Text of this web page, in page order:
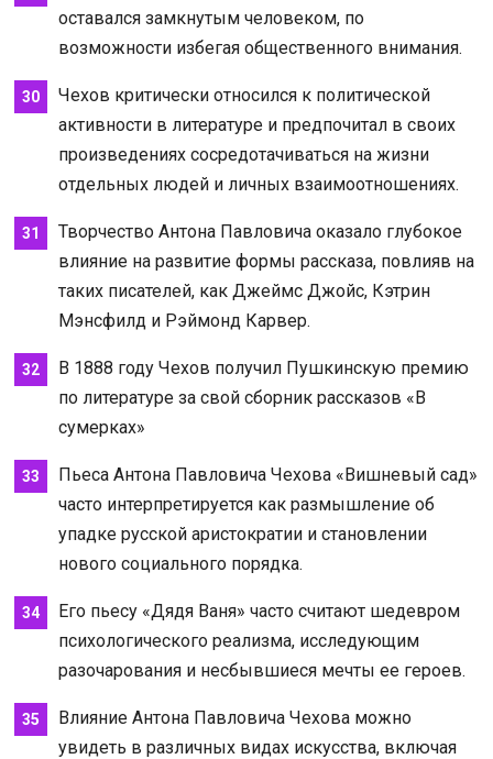
оставался замкнутым человеком, по
возможности избегая общественного внимания.
Чехов критически относился к политической
активности в литературе и предпочитал в своих
произведениях сосредотачиваться на жизни
отдельных людей и личных взаимоотношениях.
Творчество Антона Павловича оказало глубокое
влияние на развитие формы рассказа, повлияв на
таких писателей, как Джеймс Джойс, Кэтрин
Мэнсфилд и Рэймонд Карвер.
В 1888 году Чехов получил Пушкинскую премию
по литературе за свой сборник рассказов «В
сумерках»
Пьеса Антона Павловича Чехова «Вишневый сад»
часто интерпретируется как размышление об
упадке русской аристократии и становлении
нового социального порядка.
Его пьесу «Дядя Ваня» часто считают шедевром
психологического реализма, исследующим
разочарования и несбывшиеся мечты ее героев.
Влияние Антона Павловича Чехова можно
увидеть в различных видах искусства, включая